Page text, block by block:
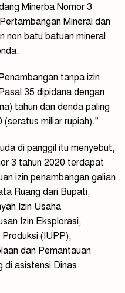
Minerba Nomor 3
Mineral dan
non batu batuan mineral
tanpa izin
35 dipidana dengan
tahun dan denda paling
miliar rupiah).”
di panggil itu menyebut,
3 tahun 2020 terdapat
izin penambangan galian
Ruang dari Bupati,
Izin Usaha
Izin Eksplorasi,
(IUPP),
dan Pemantauan
di asistensi Dinas